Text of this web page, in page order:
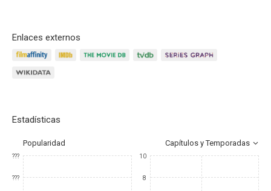
Enlaces externos
Estadísticas
Popularidad Capítulos y Temporadas
???
???
10
8